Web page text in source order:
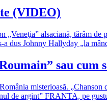
(VIDEO)
„Veneţia” alsaciană, tărâm
sau
misterioasă.
FRANTA, pe